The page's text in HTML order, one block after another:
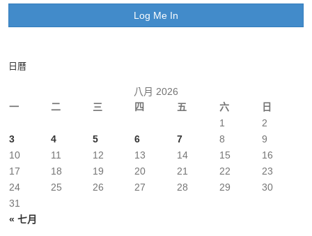
日曆
八月 2026
一
二 三 四 五 六 日
« 七月
1
2
3
4 5 6 7 8
9
10
11 12 13 14 15
16
17
18 19 20 21 22
23
24
25 26 27 28 29
30
31